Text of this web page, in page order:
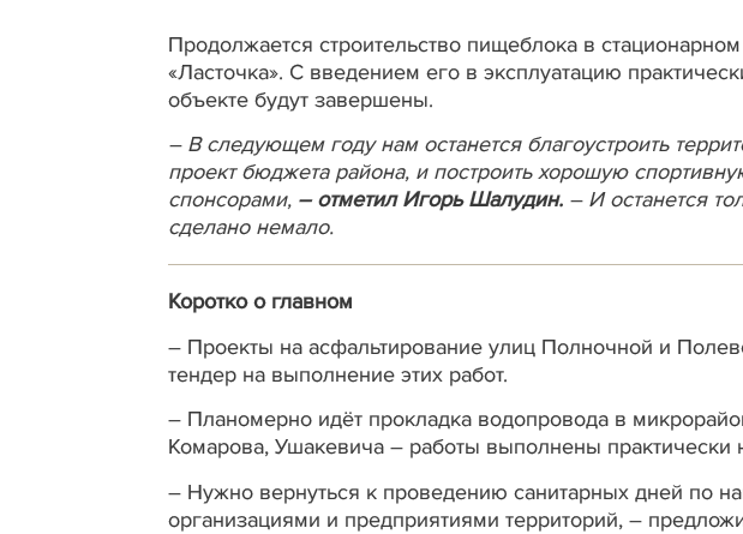
Продолжается строительство пищеблока в
«Ласточка». С введением его в эксплуатацию
объекте будут завершены.
– В следующем году нам останется благоустроить
проект бюджета района, и построить хорошую
спонсорами, –отметил Игорь Шалудин. – И останется
сделано немало.
Коротко о главном
– Проекты на асфальтирование улиц Полночной и
тендер на выполнение этих работ.
– Планомерно идёт прокладка водопровода в
Комарова, Ушакевича – работы выполнены практически
– Нужно вернуться к проведению санитарных дней по
организациями и предприятиями территорий, –